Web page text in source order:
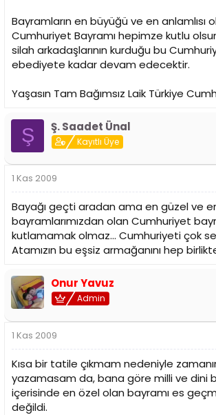
Bayramların en büyüğü ve en anlamlısı
Cumhuriyet Bayramı hepimze kutlu
silah arkadaşlarının kurduğu bu
ebediyete kadar devam edecektir.
Yaşasın Tam Bağımsız Laik Türkiye
Ş Ş. Saadet Ünal
Kayıtlı Üye
1 Kas 2009
Bayağı geçti aradan ama en güzel ve
bayramlarımızdan olan Cumhuriyet
kutlamamak olmaz... Cumhuriyeti çok
Atamızın bu eşsiz armağanını hep
Onur Yavuz
Admin
1 Kas 2009
Kısa bir tatile çıkmam nedeniyle
yazamasam da, bana göre milli ve dini
içerisinde en özel olan bayramı es
değildi.